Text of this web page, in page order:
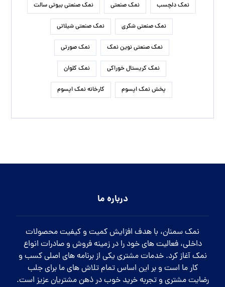
نمک دلچسب نمک صنعتی نمک صنعتی بیوتی سالت
نمک صنعتی شکری نمک صنعتی شیلاتی
نمک صنعتی نوین نمک نمک صورتی
نمک کریستال خوراکی نمک کلوان
پخش نمک اپسوم کارخانه نمک اپسوم
درباره ما
نمک سمنان، با هدف افزایش کمیت و کیفیت محصولات
داخلی، فعالیت های خود را در زمینه فروش و صادرات انواع
نمک آغاز کرد. خدمات مشتری یکی از برنامه های اصلی کسب و
کار ما است و بر این اساس تمام تلاش های ما برای جلب
رضایت مشتری و تجربه خرید خوب در ذهن مشتریان عزیز است.